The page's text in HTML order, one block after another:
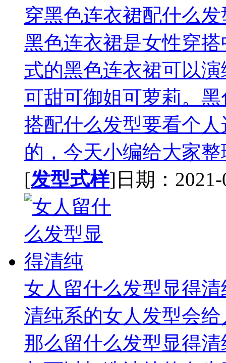
穿黑色连衣裙配什么发
黑色连衣裙是女性穿
式的黑色连衣裙可以
可甜可御姐可萝莉。
搭配什么发型要看个
的，今天小编给大家
[发型式样]日期：2021-
女人留什么发型显得清
清纯系的女人发型会
那么留什么发型显得